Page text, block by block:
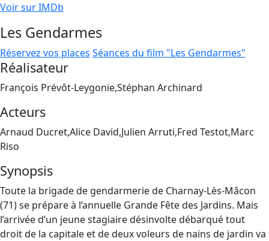
Voir sur IMDb
Les Gendarmes
Réservez vos places Séances du film "Les Gendarmes"
Réalisateur
François Prévôt-Leygonie,Stéphan Archinard
Acteurs
Arnaud Ducret,Alice David,Julien Arruti,Fred Testot,Marc
Riso
Synopsis
Toute la brigade de gendarmerie de Charnay-Lès-Mâcon
(71) se prépare à l’annuelle Grande Fête des Jardins. Mais
l’arrivée d’un jeune stagiaire désinvolte débarqué tout
droit de la capitale et de deux voleurs de nains de jardin va